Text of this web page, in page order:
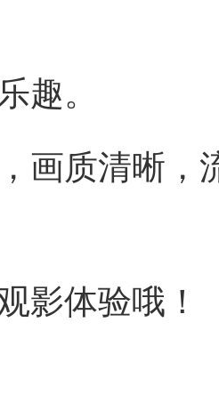
趣。
画质清晰，
影体验哦！